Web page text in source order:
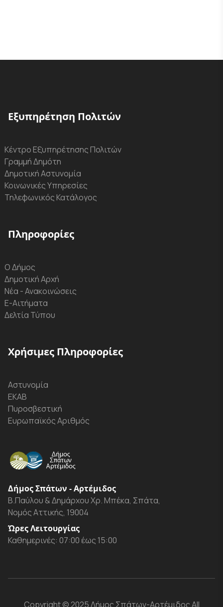
Εξυπηρέτηση Πολιτών
Κέντρο Εξυπηρέτησης Πολιτών
Γραμμή Δημότη
Δημοτική Αστυνομία
Κοινωνικές Υπηρεσίες
Τηλεφωνικός Κατάλογος
Πληροφορίες
Ο Δήμος
Δημοτική Αρχή
Νέα - Ανακοινώσεις
Ε-Αιτήματα
Δελτία Τύπου
Χρήσιμες Πληροφορίες
Αστυνομία
ΕΚΑΒ
Πυροσβεστική
Ευρωπαϊκός Αριθμός
Δήμος Σπάτων - Αρτέμιδος
Β.Παύλου & Δημάρχου Χρ. Μπέκα, Σπάτα,
Νομός Αττικής, 19004
Ώρες Λειτουργίας
Καθημερινές: 07:00 έως 15:00
Copyright© 2025 Δήμος Σπάτων-ΑρτέμιδοςAll